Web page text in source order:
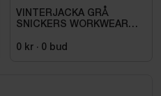
VINTERJACKA GRÅ
SNICKERS WORKWEAR
004 (S)
0 kr · 0 bud